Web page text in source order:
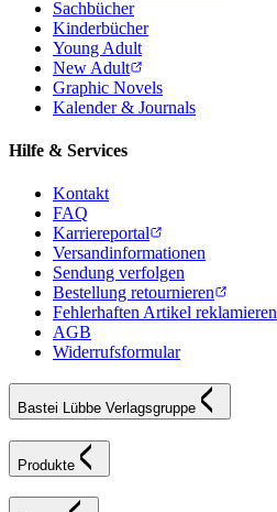
Sachbücher
Kinderbücher
Young Adult
New Adult
Graphic Novels
Kalender & Journals
Hilfe & Services
Kontakt
FAQ
Karriereportal
Versandinformationen
Sendung verfolgen
Bestellung retournieren
Fehlerhaften Artikel reklamieren
AGB
Widerrufsformular
Bastei Lübbe Verlagsgruppe
Produkte